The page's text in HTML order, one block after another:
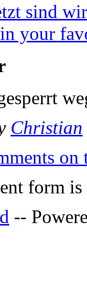
sind
your
Christian
on
form
--